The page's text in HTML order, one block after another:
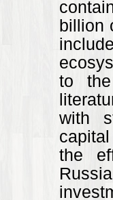
billion
to
with
the